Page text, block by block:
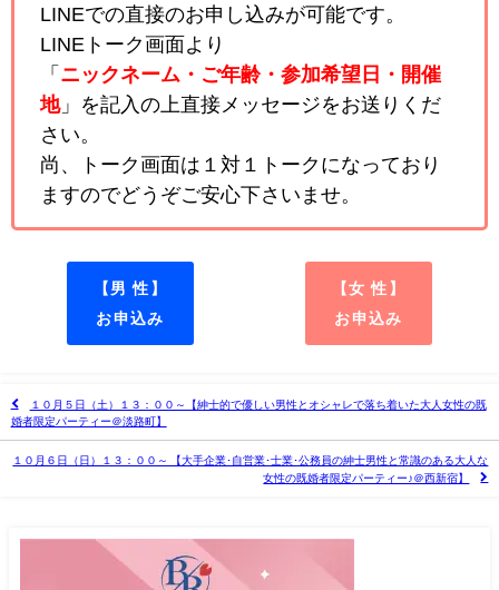
LINEでの直接のお申し込みが可能です。
LINEトーク画面より
「 ニックネーム・ご年齢・参加希望日・開催
地」を記入の上直接メッセージをお送りくだ
さい。
尚、トーク画面は１対１トークになっており
ますのでどうぞご安心下さいませ。
【男 性】
お申込み
【女 性】
お申込み
１０月５日（土）１３：００～【紳士的で優しい男性とオシャレで落ち着いた大人女性の既
婚者限定パーティー＠淡路町】
１０月６日（日）１３：００～ 【大手企業･自営業･士業･公務員の紳士男性と常識のある大人な
女性の既婚者限定パーティー♪＠西新宿】